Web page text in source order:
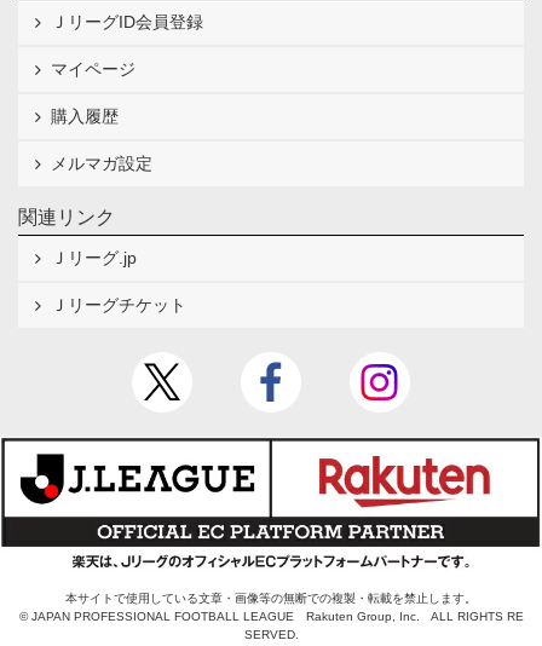
ＪリーグID会員登録
マイページ
購入履歴
メルマガ設定
関連リンク
Ｊリーグ.jp
Ｊリーグチケット
本サイトで使用している文章・画像等の無断での複製・転載を禁止します。
© JAPAN PROFESSIONAL FOOTBALL LEAGUE Rakuten Group, Inc. ALL RIGHTS RE
SERVED.